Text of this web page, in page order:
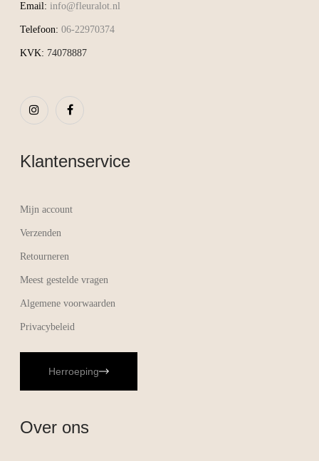
Email: info@fleuralot.nl
Telefoon: 06-22970374
KVK: 74078887
Klantenservice
Mijn account
Verzenden
Retourneren
Meest gestelde vragen
Algemene voorwaarden
Privacybeleid
Herroeping
Over ons